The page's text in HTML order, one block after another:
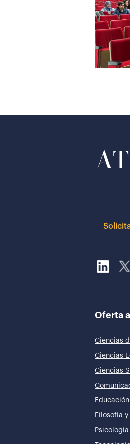
Oferta
Ciencias
Ciencias
Ciencias
Filosofía y
Psicología